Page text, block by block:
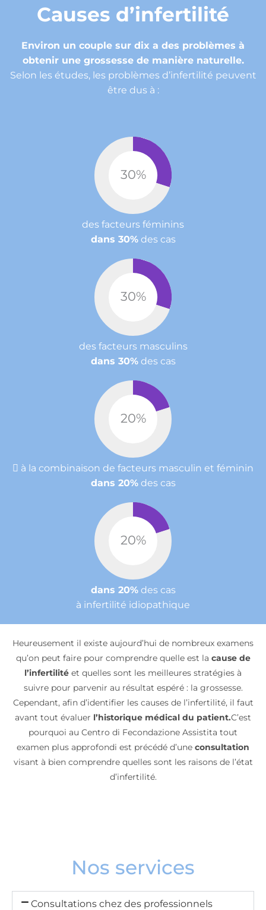
Causes d’infertilité
Environ un couple sur dix a des problèmes à
obtenir une grossesse de manière naturelle.
Selon les études, les problèmes d’infertilité peuvent
être dus à :
30%
des facteurs féminins
dans 30%des cas
30%
des facteurs masculins
dans 30%des cas
20%
 à la combinaison de facteurs masculin et féminin
dans 20%des cas
20%
dans 20%des cas
à infertilité idiopathique
Heureusement il existe aujourd’hui de nombreux examens
qu’on peut faire pour comprendre quelle est la cause de
l’infertilité et quelles sont les meilleures stratégies à
suivre pour parvenir au résultat espéré : la grossesse.
Cependant, afin d’identifier les causes de l’infertilité, il faut
avant tout évaluer l’historique médical du patient.C’est
pourquoi au Centro di Fecondazione Assistita tout
examen plus approfondi est précédé d’une consultation
visant à bien comprendre quelles sont les raisons de l’état
d’infertilité.
Nos services
Consultations chez des professionnels